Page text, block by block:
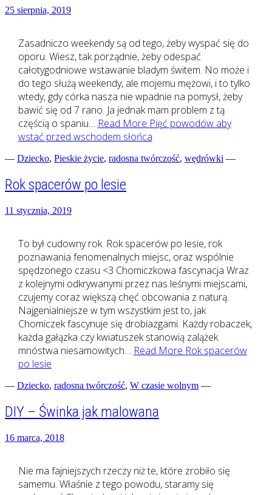
25 sierpnia, 2019
Zasadniczo weekendy są od tego, żeby wyspać się do
oporu. Wiesz, tak porządnie, żeby odespać
całotygodniowe wstawanie bladym świtem. No może i
do tego służą weekendy, ale mojemu mężowi, i to tylko
wtedy, gdy córka nasza nie wpadnie na pomysł, żeby
bawić się od 7 rano. Ja jednak mam problem z tą
częścią o spaniu… Read More Pięć powodów aby
wstać przed wschodem słońca
— Dziecko, Pieskie życie, radosna twórczość, wędrówki —
Rok spacerów po lesie
11 stycznia, 2019
To był cudowny rok. Rok spacerów po lesie, rok
poznawania fenomenalnych miejsc, oraz wspólnie
spędzonego czasu <3 Chomiczkowa fascynacja Wraz
z kolejnymi odkrywanymi przez nas leśnymi miejscami,
czujemy coraz większą chęć obcowania z naturą.
Najgenialniejsze w tym wszystkim jest to, jak
Chomiczek fascynuje się drobiazgami. Każdy robaczek,
każda gałązka czy kwiatuszek stanowią zalążek
mnóstwa niesamowitych… Read More Rok spacerów
po lesie
— Dziecko, radosna twórczość, W czasie wolnym —
DIY – Świnka jak malowana
16 marca, 2018
Nie ma fajniejszych rzeczy niż te, które zrobiło się
samemu. Właśnie z tego powodu, staramy się